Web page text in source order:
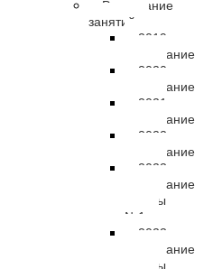
Расписание
занятий
2019
расписание
2020
расписание
2021
расписание
2022
расписание
2023
расписание
группы
№1
2023
расписание
группы